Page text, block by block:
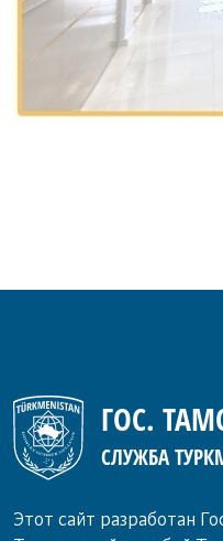
ГОС.
СЛУЖБА
Этот сайт разработан